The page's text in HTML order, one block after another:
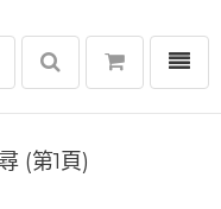
選單
(第1頁)